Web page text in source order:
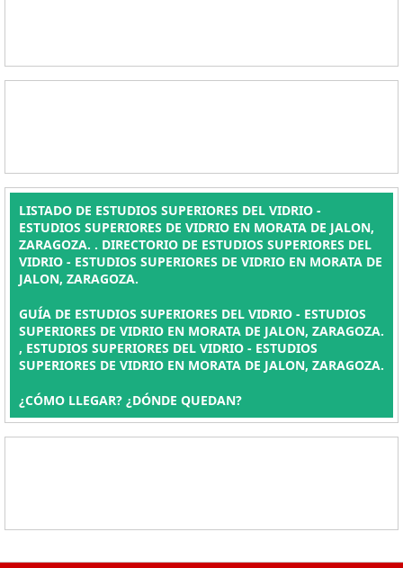
LISTADO DE ESTUDIOS SUPERIORES DEL VIDRIO -
ESTUDIOS SUPERIORES DE VIDRIO EN MORATA DE JALON,
ZARAGOZA. . DIRECTORIO DE ESTUDIOS SUPERIORES DEL
VIDRIO - ESTUDIOS SUPERIORES DE VIDRIO EN MORATA DE
JALON, ZARAGOZA.
GUÍA DE ESTUDIOS SUPERIORES DEL VIDRIO - ESTUDIOS
SUPERIORES DE VIDRIO EN MORATA DE JALON, ZARAGOZA.
, ESTUDIOS SUPERIORES DEL VIDRIO - ESTUDIOS
SUPERIORES DE VIDRIO EN MORATA DE JALON, ZARAGOZA.
¿CÓMO LLEGAR? ¿DÓNDE QUEDAN?